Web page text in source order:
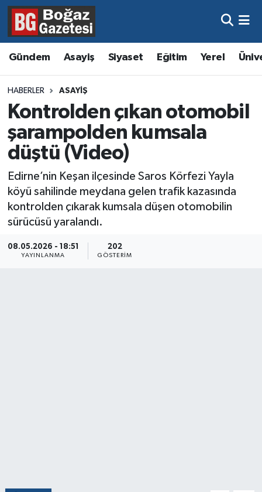
Gündem Asayiş Siyaset Eğitim Yerel
HABERLER ASAYIŞ
Kontrolden çıkan otomobil
şarampolden kumsala
düştü (Video)
Edirne’nin Keşan ilçesinde Saros Körfezi Yayla
köyü sahilinde meydana gelen trafik kazasında
kontrolden çıkarak kumsala düşen otomobilin
sürücüsü yaralandı.
08.05.2026 - 18:51
YAYINLANMA
202
GÖSTERIM
Asayiş
Eğitim
Ekonomi
Gündem
Kültür ve Sanat
Magazin
Resmi İlanlar
Sağlık
Hava Durumu
Trafik Durumu
Süper Lig Puan Durumu ve Fikstür
Tüm Manşetler
Son Dakika Haberleri
Haber Arşivi